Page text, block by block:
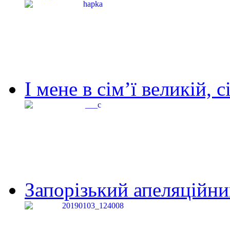
І мене в сім’ї великій,
Запорізький